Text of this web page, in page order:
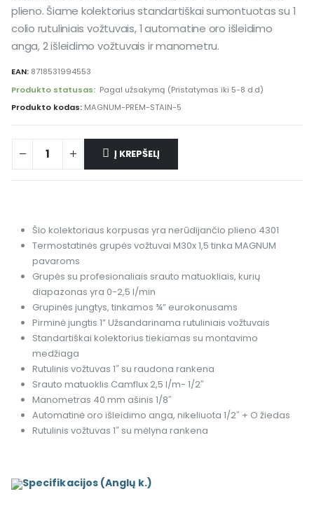
plieno. Šiame kolektorius standartiškai sumontuotas su 1
colio rutuliniais vožtuvais, 1 automatine oro išleidimo
anga, 2 išleidimo vožtuvais ir manometru.
EAN: 8718531994553
Produkto statusas: Pagal užsakymą (Pristatymas iki 5-8 d.d)
Produkto kodas: MAGNUM-PREM-STAIN-5
Į KREPŠELĮ
Šio kolektoriaus korpusas yra nerūdijančio plieno 4301
Termostatinės grupės vožtuvai M30x 1,5 tinka MAGNUM
pavaroms
Grupės su profesionaliais srauto matuokliais, kurių
diapazonas yra 0-2,5 l/min
Grupinės jungtys, tinkamos ¾” eurokonusams
Pirminė jungtis 1” Užsandarinama rutuliniais vožtuvais
Standartiškai kolektorius tiekiamas su montavimo
medžiaga
Rutulinis vožtuvas 1″ su raudona rankena
Srauto matuoklis Camflux 2,5 l/m- 1/2″
Manometras 40 mm ašinis 1/8″
Automatinė oro išleidimo anga, nikeliuota 1/2″ + O žiedas
Rutulinis vožtuvas 1″ su mėlyna rankena
Specifikacijos (Anglų k.)